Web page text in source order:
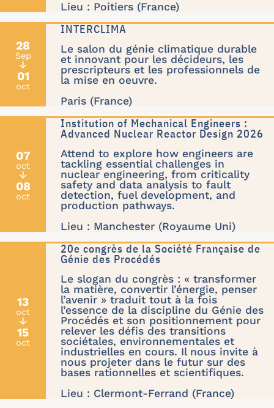
Lieu : Poitiers (France)
28
Sep
↓
01
oct
INTERCLIMA
Le salon du génie climatique durable
et innovant pour les décideurs, les
prescripteurs et les professionnels de
la mise en oeuvre.
Paris (France)
07
oct
↓
08
oct
Institution of Mechanical Engineers :
Advanced Nuclear Reactor Design 2026
Attend to explore how engineers are
tackling essential challenges in
nuclear engineering, from criticality
safety and data analysis to fault
detection, fuel development, and
production pathways.
Lieu : Manchester (Royaume Uni)
13
oct
↓
15
oct
20e congrès de la Société Française de
Génie des Procédés
Le slogan du congrès : « transformer
la matière, convertir l’énergie, penser
l’avenir » traduit tout à la fois
l’essence de la discipline du Génie des
Procédés et son positionnement pour
relever les défis des transitions
sociétales, environnementales et
industrielles en cours. Il nous invite à
nous projeter dans le futur sur des
bases rationnelles et scientifiques.
Lieu : Clermont-Ferrand (France)